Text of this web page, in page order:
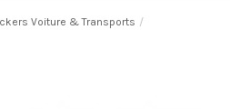
Voiture & Transports